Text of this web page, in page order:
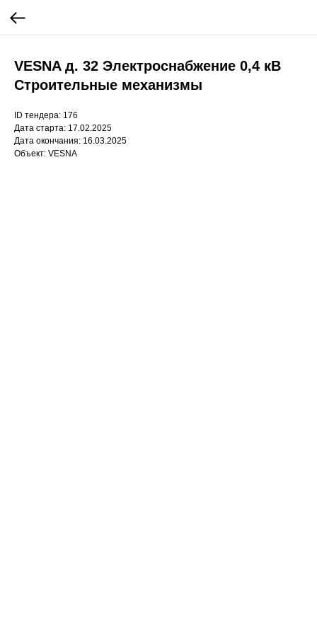
VESNA д. 32 Электроснабжение 0,4 кВ
Строительные механизмы
ID тендера: 176
Дата старта: 17.02.2025
Дата окончания: 16.03.2025
Объект: VESNA